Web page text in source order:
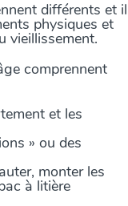
différents et il
physiques et
vieillissement.
comprennent
et les
» ou des
monter les
à litière